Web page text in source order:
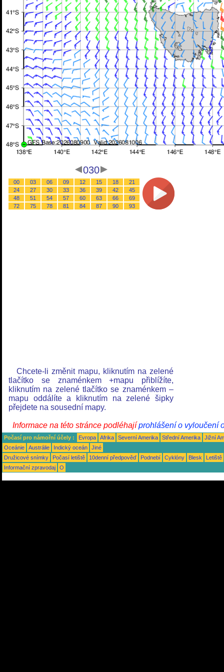
030
00 03 06 09 12 15 18
21
24
27 30 33 36 39 42
45
48
51 54 57 60 63 66
69
72
75 78 81 84 87 90 93
Chcete-li změnit mapu, kliknutím na zelené
tlačítko se znaménkem +mapu přiblížíte,
kliknutím na zelené tlačítko se znaménkem –
mapu oddálíte a kliknutím na zelené šipky
přejdete na sousední mapy.
Informace na této stránce podléhajíprohlášení o vyloučení
Počasí pro námořní účely : Evropa Afrika Severní Amerika Střední Amerika
Jižní
Oceánie
Austrálie Indický oceán
Jiné
Družicové snímky
Počasí letiště 10denní předpověď Podnebí Cyklóny Blesk
Letiště
Informační zpravodaj
O